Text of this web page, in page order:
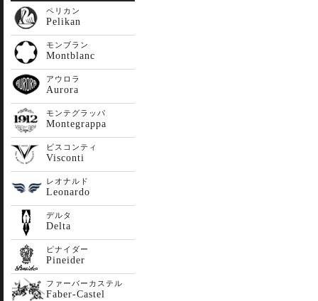
ペリカン
Pelikan
モンブラン
Montblanc
アウロラ
Aurora
モンテグラッパ
Montegrappa
ビスコンティ
Visconti
レオナルド
Leonardo
デルタ
Delta
ピナイダー
Pineider
ファーバーカステル
Faber-Castel